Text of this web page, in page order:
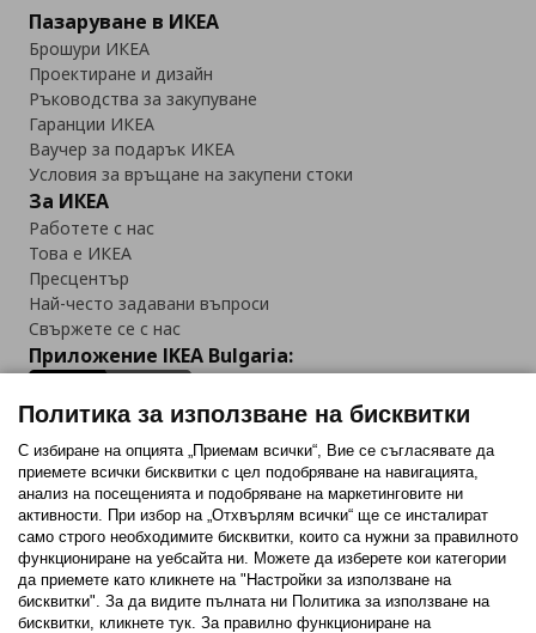
Пазаруване в ИКЕА
Брошури ИКЕА
Проектиране и дизайн
Ръководства за закупуване
Гаранции ИКЕА
Ваучер за подарък ИКЕА
Условия за връщане на закупени стоки
За ИКЕА
Работете с нас
Това е ИКЕА
Пресцентър
Най-често задавани въпроси
Свържете се с нас
Приложение IKEA Bulgaria:
Последвайте ни:
FacebookTwitterYoutubePinterestInstagram
Политика за използване на бисквитки
С избиране на опцията „Приемам всички“, Вие се съгласявате да
приемете всички бисквитки с цел подобряване на навигацията,
анализ на посещенията и подобряване на маркетинговите ни
активности. При избор на „Отхвърлям всички“ ще се инсталират
само строго необходимитe бисквитки, които са нужни за правилното
функциониране на уебсайта ни. Можете да изберете кои категории
да приемете като кликнете на "Настройки за използване на
бисквитки". За да видите пълната ни Политика за използване на
бисквитки, кликнете тук. За правилно функциониране на